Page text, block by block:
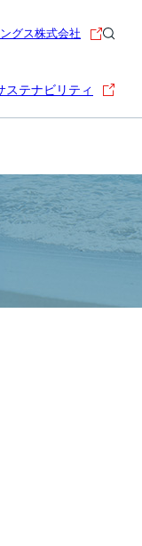
ステナビリティ
グス株式会社